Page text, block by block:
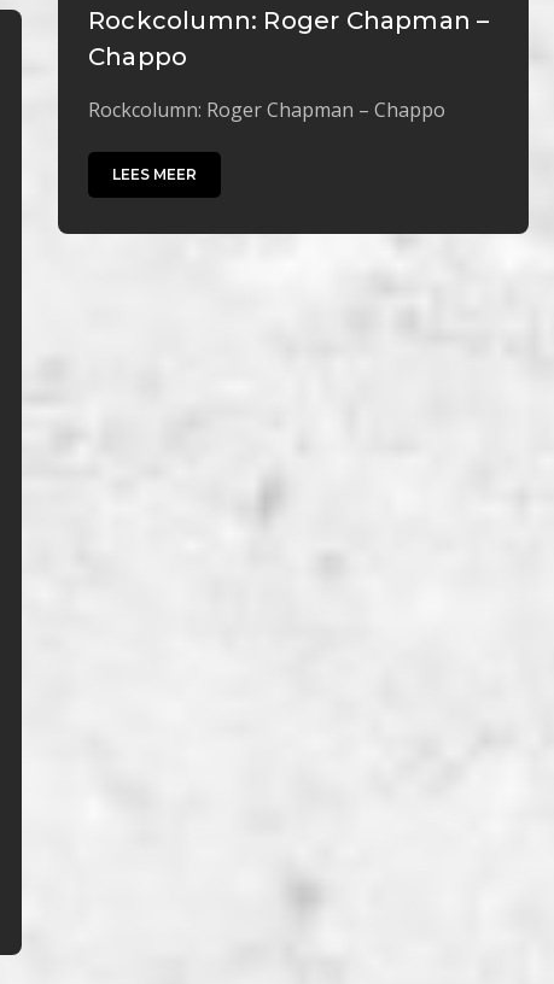
Rockcolumn: Roger Chapman –
Chappo
Rockcolumn: Roger Chapman – Chappo
LEES MEER